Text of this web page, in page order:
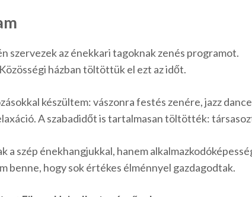
szervezek az énekkari tagoknak zenés programot.
házban töltöttük el ezt az időt.
készültem: vászonra festés zenére, jazz
A szabadidőt is tartalmasan töltötték:
a szép énekhangjukkal, hanem
benne, hogy sok értékes élménnyel gazdagodtak.